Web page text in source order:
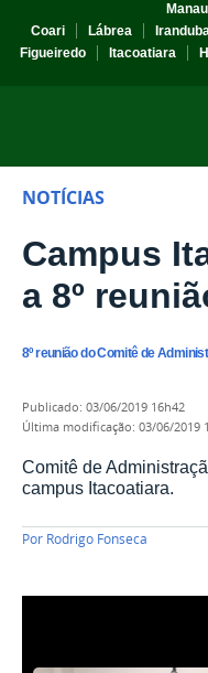
Coari
Lábrea
Figueiredo
Itacoatiara
NOTÍCIAS
Campus
a 8º
8º reunião do Comitê de
publicado: 03/06/2019 16h42
última modificação: 03/06/2019
Comitê de
campus Itacoatiara.
Por Rodrigo Fonseca